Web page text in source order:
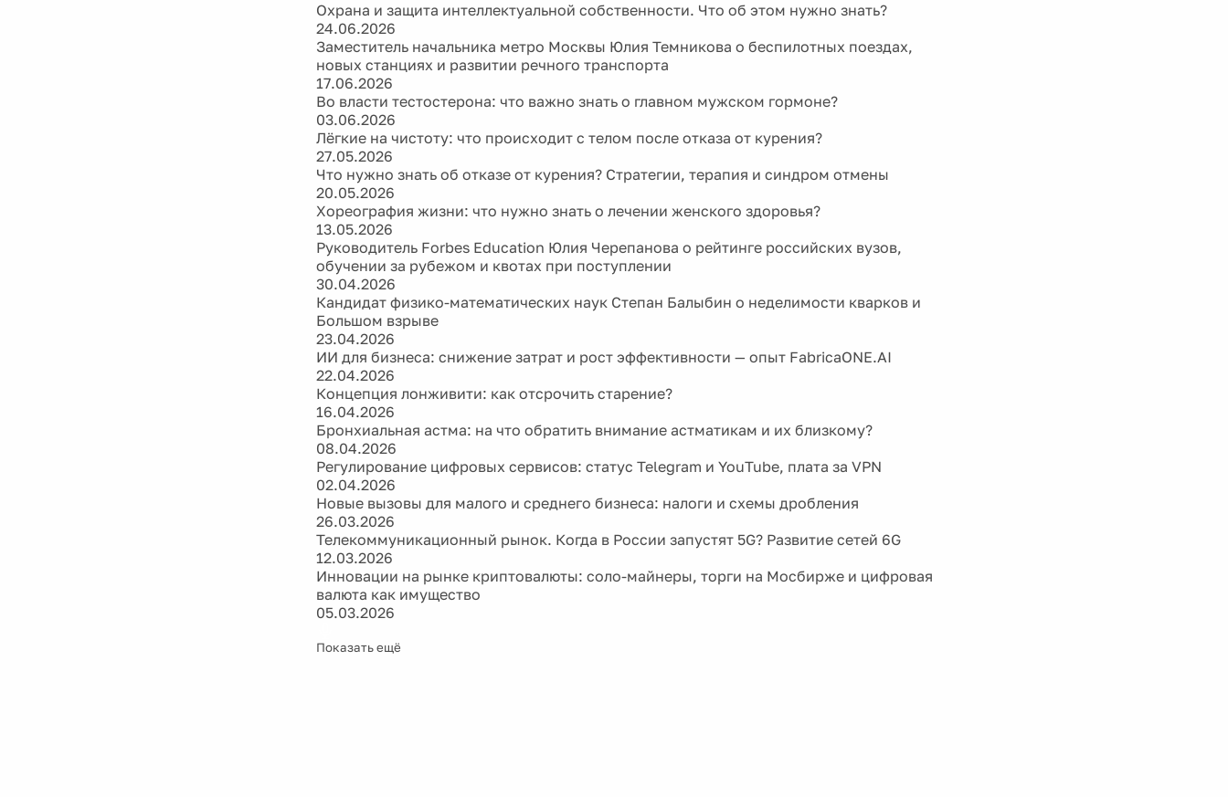
Охрана и защита интеллектуальной собственности. Что об этом нужно знать?
24.06.2026
Заместитель начальника метро Москвы Юлия Темникова о беспилотных поездах,
новых станциях и развитии речного транспорта
17.06.2026
Во власти тестостерона: что важно знать о главном мужском гормоне?
03.06.2026
Лёгкие на чистоту: что происходит с телом после отказа от курения?
27.05.2026
Что нужно знать об отказе от курения? Стратегии, терапия и синдром отмены
20.05.2026
Хореография жизни: что нужно знать о лечении женского здоровья?
13.05.2026
Руководитель Forbes Education Юлия Черепанова о рейтинге российских вузов,
обучении за рубежом и квотах при поступлении
30.04.2026
Кандидат физико-математических наук Степан Балыбин о неделимости кварков и
Большом взрыве
23.04.2026
ИИ для бизнеса: снижение затрат и рост эффективности — опыт FabricaONE.AI
22.04.2026
Концепция лонживити: как отсрочить старение?
16.04.2026
Бронхиальная астма: на что обратить внимание астматикам и их близкому?
08.04.2026
Регулирование цифровых сервисов: статус Telegram и YouTube, плата за VPN
02.04.2026
Новые вызовы для малого и среднего бизнеса: налоги и схемы дробления
26.03.2026
Телекоммуникационный рынок. Когда в России запустят 5G? Развитие сетей 6G
12.03.2026
Инновации на рынке криптовалюты: соло-майнеры, торги на Мосбирже и цифровая
валюта как имущество
05.03.2026
Показать ещё